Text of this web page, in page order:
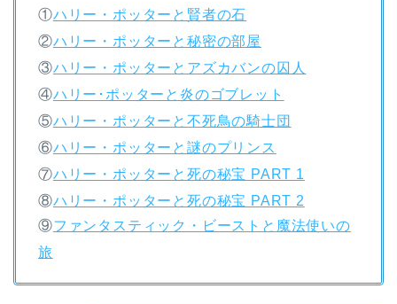
①ハリー・ポッターと賢者の石
②ハリー・ポッターと秘密の部屋
③ハリー・ポッターとアズカバンの囚人
④ハリー･ポッターと炎のゴブレット
⑤ハリー・ポッターと不死鳥の騎士団
⑥ハリー・ポッターと謎のプリンス
⑦ハリー・ポッターと死の秘宝 PART 1
⑧ハリー・ポッターと死の秘宝 PART 2
⑨ファンタスティック・ビーストと魔法使いの
旅